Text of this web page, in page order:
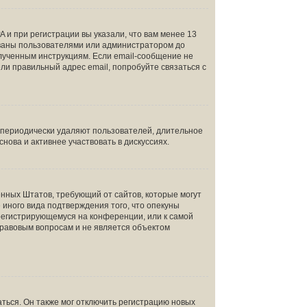
при регистрации вы указали, что вам менее 13
пользователями или администратором до
инструкциям. Если email-сообщение не
правильный адрес email, попробуйте связаться с
удаляют пользователей, длительное
и активнее участвовать в дискуссиях.
Штатов, требующий от сайтов, которые могут
вида подтверждения того, что опекуны
на конференции, или к самой
вопросам и не является объектом
Он также мог отключить регистрацию новых